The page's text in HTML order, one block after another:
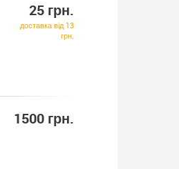
25 грн.
доставка від 13
грн.
1500 грн.